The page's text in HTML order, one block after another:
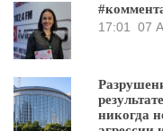
17:01
07
никогда